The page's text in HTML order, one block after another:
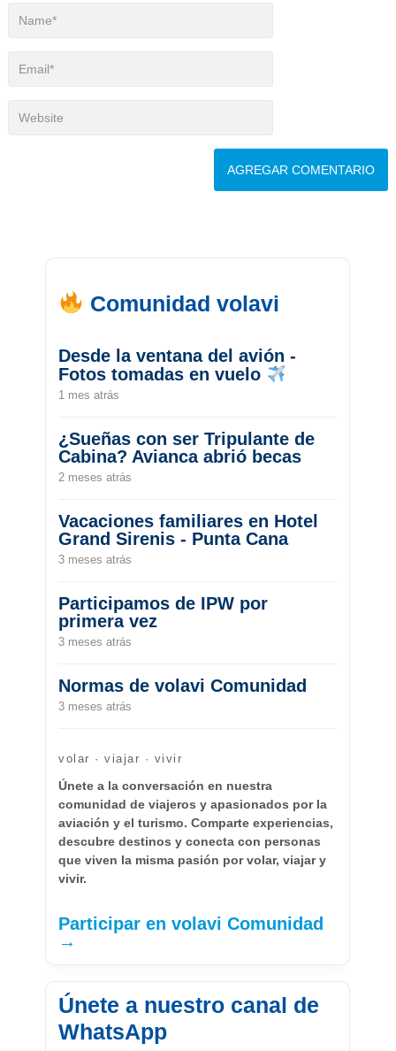
Comunidad volavi
Desde la ventana del avión -
Fotos tomadas en vuelo
1 mes atrás
¿Sueñas con ser Tripulante de
Cabina? Avianca abrió becas
2 meses atrás
Vacaciones familiares en Hotel
Grand Sirenis - Punta Cana
3 meses atrás
Participamos de IPW por
primera vez
3 meses atrás
Normas de volavi Comunidad
3 meses atrás
volar · viajar · vivir
Únete a la conversación en nuestra
comunidad de viajeros y apasionados por la
aviación y el turismo. Comparte experiencias,
descubre destinos y conecta con personas
que viven la misma pasión por volar, viajar y
vivir.
Participar en volavi Comunidad
→
Únete a nuestro canal de
WhatsApp